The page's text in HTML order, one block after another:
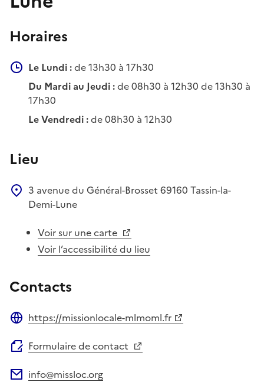
Horaires
Le Lundi :de 13h30 à 17h30
Du Mardi au Jeudi :de 08h30 à 12h30 de 13h30 à
17h30
Le Vendredi :de 08h30 à 12h30
Lieu
3 avenue du Général-Brosset 69160 Tassin-la-
Demi-Lune
Voir sur une carte
Voir l’accessibilité du lieu
Contacts
https://missionlocale-mlmoml.fr
Formulaire de contact
info@missloc.org